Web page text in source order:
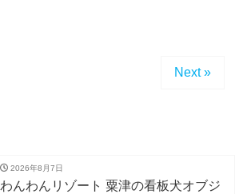
Next »
2026年8月7日
わんわんリゾート 粟津の看板犬オブジ